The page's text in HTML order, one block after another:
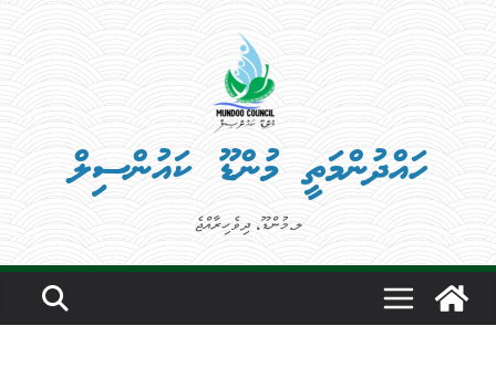
Skip
to
content
ހައްދުންމަތީ މުންޑޫ ކައުންސިލް
ލ.މުންޑޫ، ދިވެހިރާއްޖެ